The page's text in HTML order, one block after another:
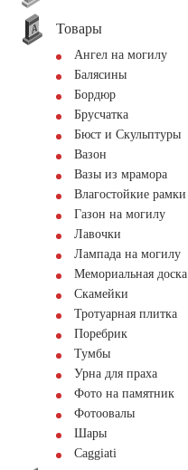
Товары
Ангел на могилу
Балясины
Бордюр
Брусчатка
Бюст и Скульптуры
Вазон
Вазы из мрамора
Влагостойкие рамки
Газон на могилу
Лавочки
Лампада на могилу
Мемориальная доска
Скамейки
Тротуарная плитка
Поребрик
Тумбы
Урна для праха
Фото на памятник
Фотоовалы
Шары
Сaggiati